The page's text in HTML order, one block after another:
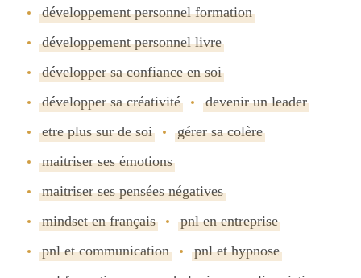
développement personnel formation
développement personnel livre
développer sa confiance en soi
développer sa créativité
devenir un leader
etre plus sur de soi
gérer sa colère
maitriser ses émotions
maitriser ses pensées négatives
mindset en français
pnl en entreprise
pnl et communication
pnl et hypnose